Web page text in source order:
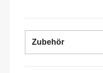
Zubehör